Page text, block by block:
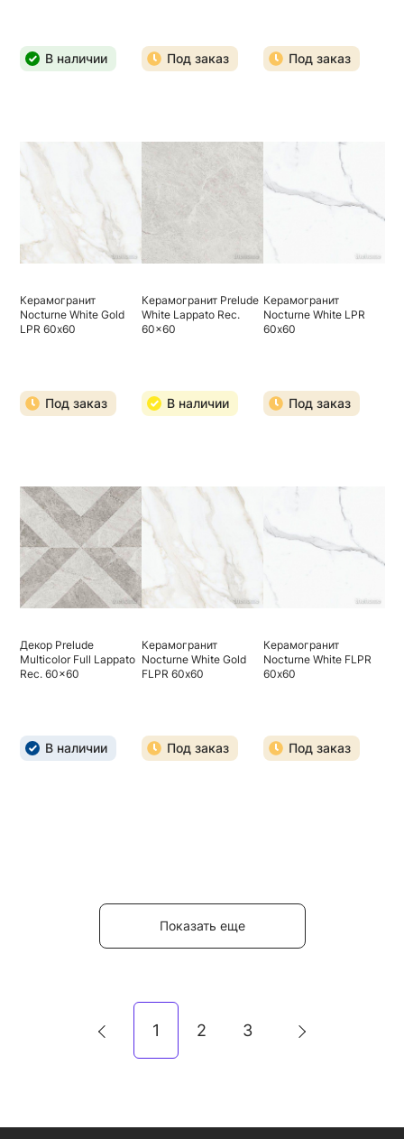
В наличии Под заказ Под заказ
Керамогранит
Nocturne White Gold
LPR 60х60
Под заказ
Керамогранит Prelude
White Lappato Rec.
60x60
В наличии
Керамогранит
Nocturne White LPR
60х60
Под заказ
Декор Prelude
Multicolor Full Lappato
Rec. 60x60
В наличии
Керамогранит
Nocturne White Gold
FLPR 60х60
Под заказ
Керамогранит
Nocturne White FLPR
60х60
Под заказ
Показать еще
1 2 3